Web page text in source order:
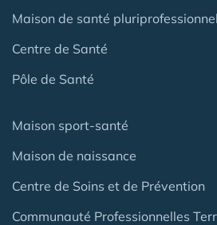
Maison de santé
Centre de Santé
Pôle de Santé
Maison sport-santé
Maison de naissance
Centre de Soins et de Prévention
Communauté Professionnelles